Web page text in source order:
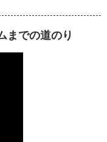
までの道のり